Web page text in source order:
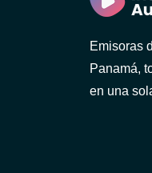
Emisoras
Panamá,
en una